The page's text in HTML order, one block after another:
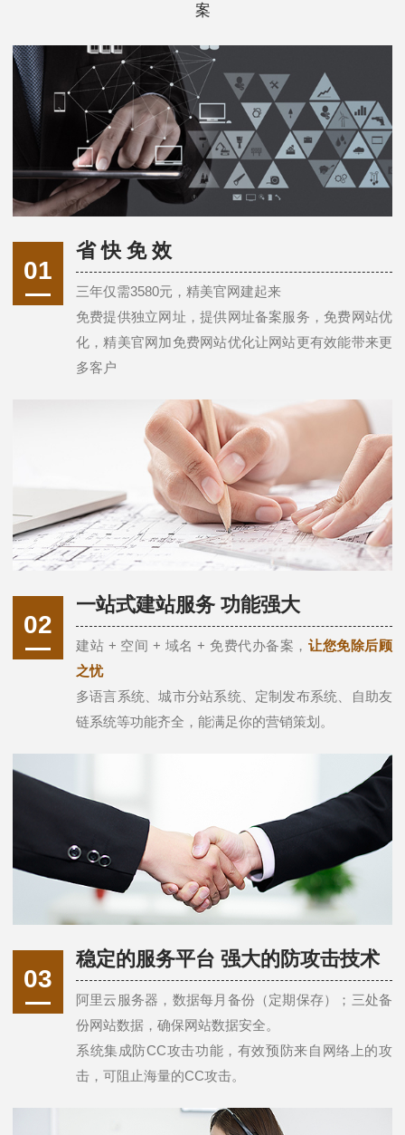
案
01
省 快 免 效
三年仅需3580元，精美官网建起来
免费提供独立网址，提供网址备案服务，免费网站优
化，精美官网加免费网站优化让网站更有效能带来更
多客户
02
一站式建站服务 功能强大
建站 + 空间 + 域名 + 免费代办备案，让您免除后顾
之忧
多语言系统、城市分站系统、定制发布系统、自助友
链系统等功能齐全，能满足你的营销策划。
03
稳定的服务平台 强大的防攻击技术
阿里云服务器，数据每月备份（定期保存）；三处备
份网站数据，确保网站数据安全。
系统集成防CC攻击功能，有效预防来自网络上的攻
击，可阻止海量的CC攻击。